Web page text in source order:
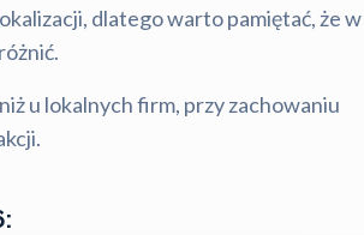
dlatego warto pamiętać, że w
u lokalnych firm, przy zachowaniu